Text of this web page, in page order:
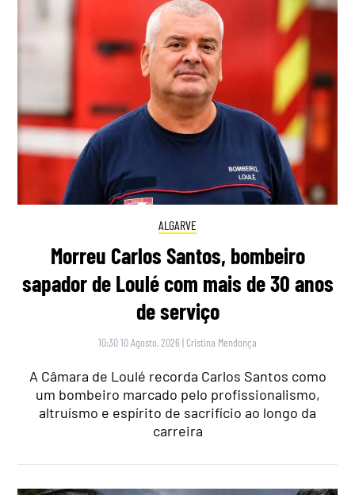
ALGARVE
Morreu Carlos Santos, bombeiro
sapador de Loulé com mais de 30 anos
de serviço
10:30 10 Agosto, 2026 | Cristina Mendonça
A Câmara de Loulé recorda Carlos Santos como
um bombeiro marcado pelo profissionalismo,
altruísmo e espírito de sacrifício ao longo da
carreira